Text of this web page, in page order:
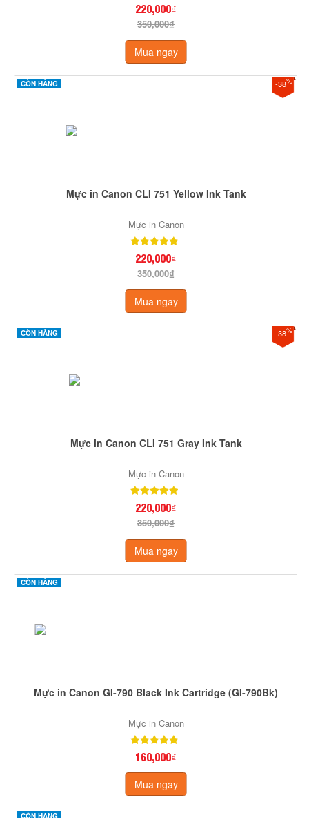
220,000₫
350,000₫
Mua ngay
-38%
CÒN HÀNG
Mực in Canon CLI 751 Yellow Ink Tank
Mực in Canon
220,000₫
350,000₫
Mua ngay
-38%
CÒN HÀNG
Mực in Canon CLI 751 Gray Ink Tank
Mực in Canon
220,000₫
350,000₫
Mua ngay
CÒN HÀNG
Mực in Canon GI-790 Black Ink Cartridge (GI-790Bk)
Mực in Canon
160,000₫
Mua ngay